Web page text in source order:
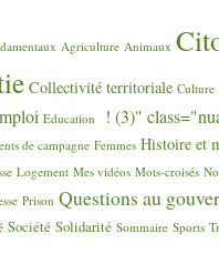
Agriculture Animaux
Collectivité territoriale Culture
Education
! (3)"
de campagne Femmes Histoire et
Logement Mes vidéos Mots-croisés
Prison Questions au
Société Solidarité Sommaire Sports